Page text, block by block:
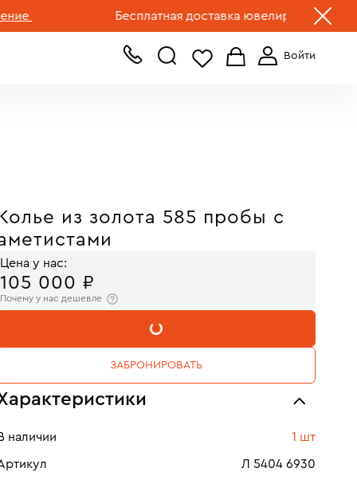
Бесплатная доставка ювелирных изделий по
+7 (499) 519-00-00
Колье из золота 585 пробы с
Цена у нас:
105 000 ₽
Почему у нас дешевле
В КОРЗИНУ
ЗАБРОНИРОВАТЬ
наличии 1 шт
Л 5404 6930